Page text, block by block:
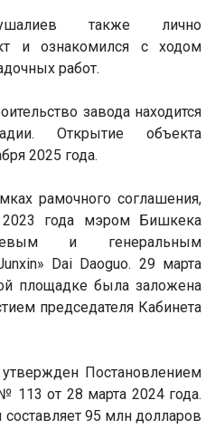
также лично
и ознакомился с ходом
работ.
завода находится
Открытие объекта
2025 года.
рамочного соглашения,
2023 года мэром Бишкека
и генеральным
Dai Daoguo. 29 марта
площадке была заложена
председателя Кабинета
Постановлением
113 от 28 марта 2024 года.
95 млн долларов